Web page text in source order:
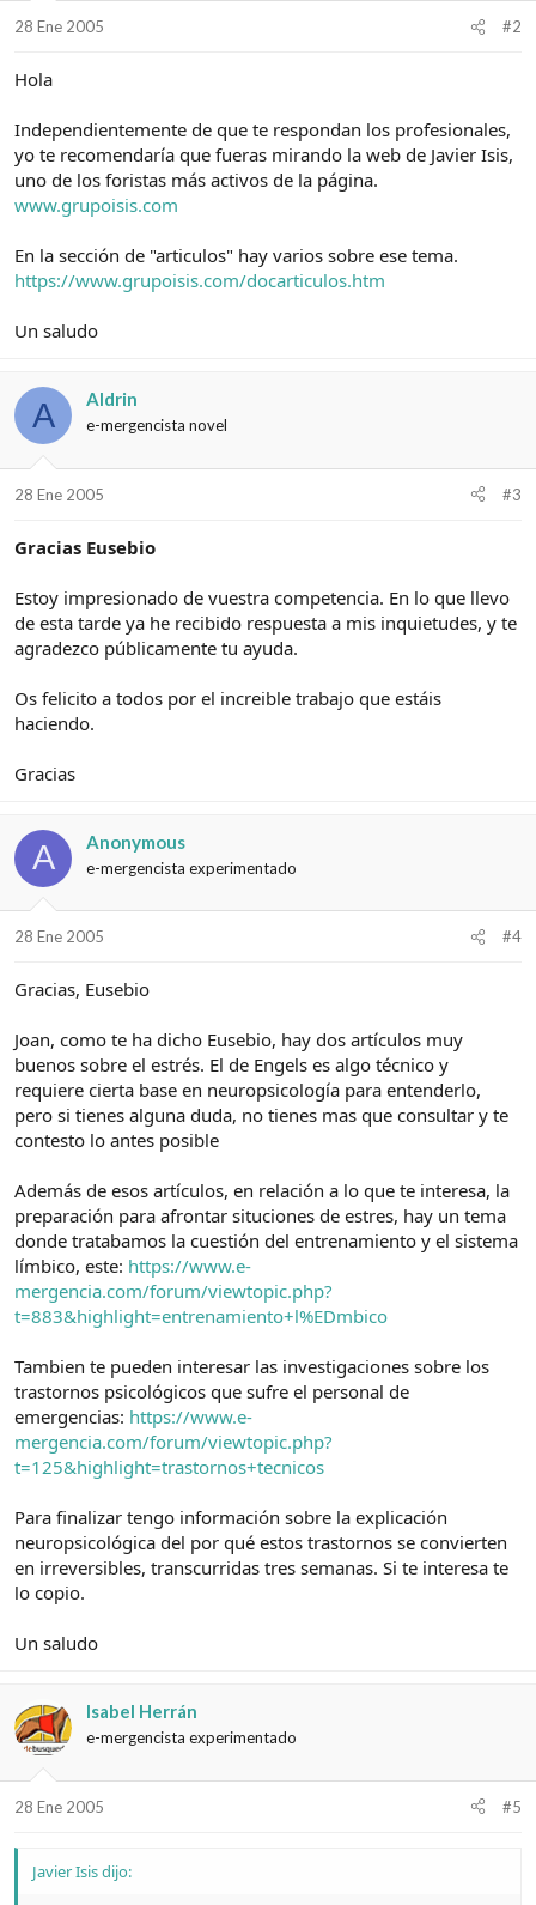
28 Ene 2005 #2
Hola
Independientemente de que te respondan los profesionales,
yo te recomendaría que fueras mirando la web de Javier Isis,
uno de los foristas más activos de la página.
www.grupoisis.com
En la sección de "articulos" hay varios sobre ese tema.
https://www.grupoisis.com/docarticulos.htm
Un saludo
A Aldrin
e-mergencista novel
28 Ene 2005 #3
Gracias Eusebio
Estoy impresionado de vuestra competencia. En lo que llevo
de esta tarde ya he recibido respuesta a mis inquietudes, y te
agradezco públicamente tu ayuda.
Os felicito a todos por el increible trabajo que estáis
haciendo.
Gracias
A Anonymous
e-mergencista experimentado
28 Ene 2005 #4
Gracias, Eusebio
Joan, como te ha dicho Eusebio, hay dos artículos muy
buenos sobre el estrés. El de Engels es algo técnico y
requiere cierta base en neuropsicología para entenderlo,
pero si tienes alguna duda, no tienes mas que consultar y te
contesto lo antes posible
Además de esos artículos, en relación a lo que te interesa, la
preparación para afrontar situciones de estres, hay un tema
donde tratabamos la cuestión del entrenamiento y el sistema
límbico, este: https://www.e-
mergencia.com/forum/viewtopic.php?
t=883&highlight=entrenamiento+l%EDmbico
Tambien te pueden interesar las investigaciones sobre los
trastornos psicológicos que sufre el personal de
emergencias: https://www.e-
mergencia.com/forum/viewtopic.php?
t=125&highlight=trastornos+tecnicos
Para finalizar tengo información sobre la explicación
neuropsicológica del por qué estos trastornos se convierten
en irreversibles, transcurridas tres semanas. Si te interesa te
lo copio.
Un saludo
Isabel Herrán
e-mergencista experimentado
28 Ene 2005 #5
Javier Isis dijo: